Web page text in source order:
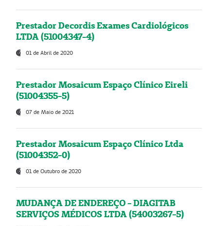
Prestador Decordis Exames Cardiológicos
LTDA (51004347-4)
01 de Abril de 2020
Prestador Mosaicum Espaço Clínico Eireli
(51004355-5)
07 de Maio de 2021
Prestador Mosaicum Espaço Clínico Ltda
(51004352-0)
01 de Outubro de 2020
MUDANÇA DE ENDEREÇO - DIAGITAB
SERVIÇOS MÉDICOS LTDA (54003267-5)